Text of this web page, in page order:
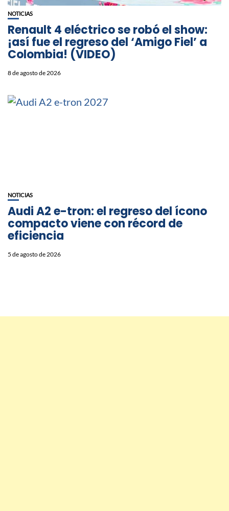
NOTICIAS
Renault 4 eléctrico se robó el show:
¡así fue el regreso del ‘Amigo Fiel’ a
Colombia! (VIDEO)
8 de agosto de 2026
NOTICIAS
Audi A2 e-tron: el regreso del ícono
compacto viene con récord de
eficiencia
5 de agosto de 2026